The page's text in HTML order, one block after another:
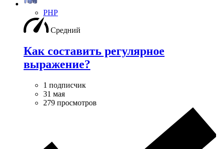
PHP
Средний
Как составить регулярное
выражение?
1 подписчик
31 мая
279 просмотров